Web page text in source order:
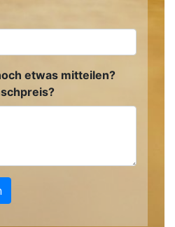
etwas mitteilen?